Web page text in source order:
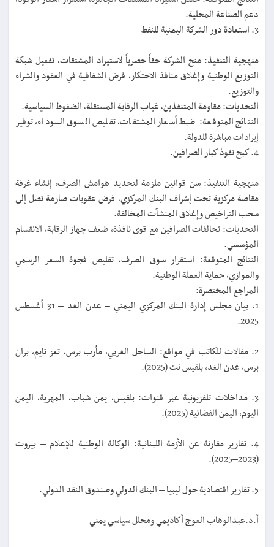
دعم الصناعة المحلية.
3. استعادة دور الشركة اليمنية للنفط
منهجية التنفيذ: منح الشركة حقاً حصرياً لاستيراد المشتقات، تفعيل شبكة
التوزيع الوطنية وإغلاق منافذ الاحتكار، فرض الشفافية في العقود والشراء
والتوزيع.
التحديات: مقاومة المتنفذين، غياب الرقابة المستقلة، الضغوط السياسية.
النتائج المتوقعة: ضبط أسعار المشتقات، تقليص السوق السوداء، توفير
إيرادات مباشرة للدولة.
4. كبح نفوذ كبار الصرافين.
منهجية التنفيذ: سن قوانين ملزمة لتحديد هوامش الصرف، إنشاء غرفة
مقاصة مركزية تحت إشراف البنك المركزي، فرض عقوبات صارمة تصل إلى
سحب التراخيص وإغلاق المنشآت المخالفة.
التحديات: تحالفات الصرافين مع قوى نافذة، ضعف جهاز الرقابة، الانقسام
المؤسسي.
النتائج المتوقعة: استقرار سوق الصرف، تقليص فجوة السعر الرسمي
والموازي، حماية العملة الوطنية.
المراجع المختصرة:
1. بيان مجلس إدارة البنك المركزي اليمني – عدن الغد – 31 أغسطس
2025.
2. مقالات للكاتب في مواقع: الساحل الغربي، مأرب برس، تعز تايم، بران
برس، عدن الغد، بلقيس نت (2025).
3. مداخلات تلفزيونية عبر قنوات: بلقيس، يمن شباب، المهرية، اليمن
اليوم، اليمن الفضائية (2025).
4. تقارير مقارنة عن الأزمة اللبنانية: الوكالة الوطنية للإعلام – بيروت
(2023–2025).
5. تقارير اقتصادية حول ليبيا – البنك الدولي وصندوق النقد الدولي.
أ.د.عبدالوهاب العوج أكاديمي ومحلل سياسي يمني